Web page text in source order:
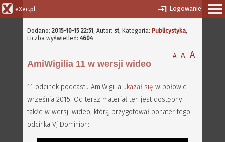
eXec.pl Logowanie
Dodano: 2015-10-15 22:51 , Autor: st, Kategoria: Publicystyka,
Liczba wyświetleń: 4604
A A A
AmiWigilia 11 w wersji wideo
11 odcinek podcastu AmiWigilia ukazał się w połowie
września 2015. Od teraz materiał ten jest dostępny
także w wersji wideo, którą przygotował bohater tego
odcinka Vj Dominion: